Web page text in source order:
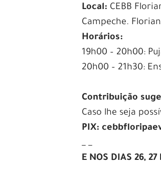
Local: CEBB
Campeche.
Horários:
19h00 – 20h00:
20h00 – 21h30:
Contribuição
Caso lhe seja
PIX:
_ _
E NOS DIAS 26,